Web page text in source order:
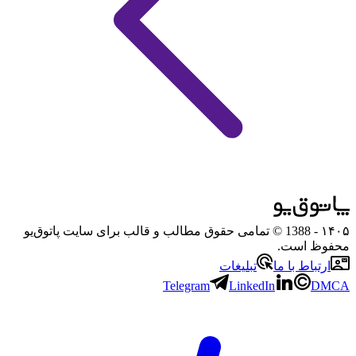
۱۴۰۵
- 1388 © تمامی حقوق مطالب و قالب برای سایت پاتوق‌یو
محفوظ است.
ارتباط با ما
تبلیغات
Telegram
LinkedIn DMCA